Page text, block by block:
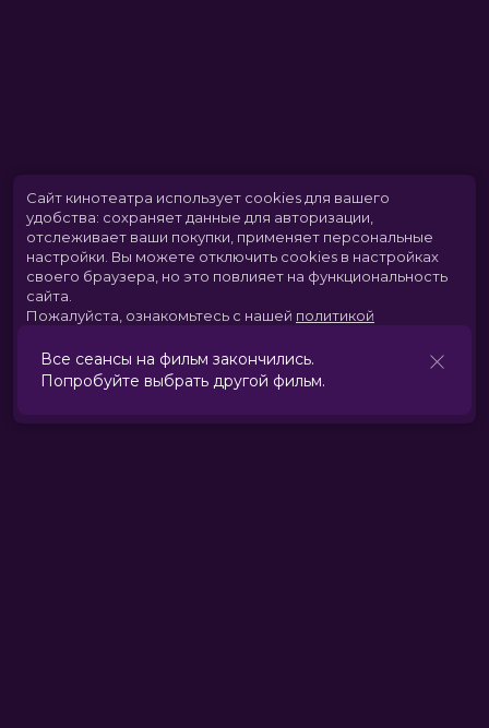
Сайт кинотеатра использует cookies для вашего
удобства: сохраняет данные для авторизации,
отслеживает ваши покупки, применяет персональные
настройки. Вы можете отключить cookies в настройках
своего браузера, но это повлияет на функциональность
сайта.
Пожалуйста, ознакомьтесь с нашей политикой
Принять